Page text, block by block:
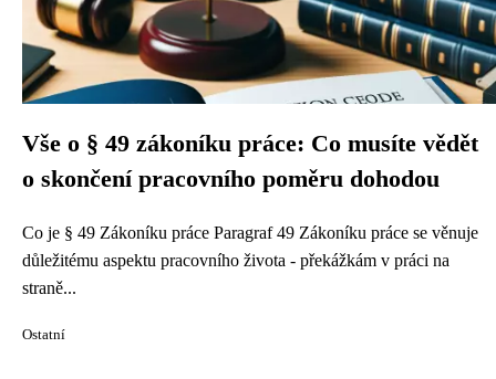
Vše o § 49 zákoníku práce: Co musíte vědět
o skončení pracovního poměru dohodou
Co je § 49 Zákoníku práce Paragraf 49 Zákoníku práce se věnuje
důležitému aspektu pracovního života - překážkám v práci na
straně...
Ostatní